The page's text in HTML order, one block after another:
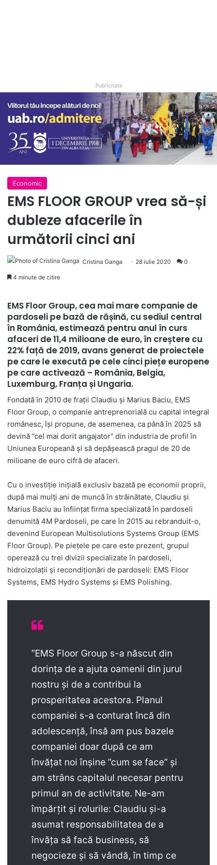
Publicitate
Economic
EMS FLOOR GROUP vrea să-și
dubleze afacerile în
următorii cinci ani
Cristina Ganga 28 iulie 2020 0
4 minute de citire
EMS Floor Group, cea mai mare companie de
pardoseli pe bază de rășină, cu sediul central
în România, estimează pentru anul în curs
afaceri de 11,4 milioane de euro, în creștere cu
22% față de 2019, avans generat de proiectele
pe care le execută pe cele cinci piețe europene
pe care activează – România, Belgia,
Luxemburg, Franța și Ungaria.
Fondată în 2010 de frații Claudiu și Marius Baciu, EMS
Floor Group, o companie antreprenorială cu capital integral
românesc, își propune, de asemenea, ca până în 2025 să
devină ”cel mai dorit angajator” din industria de profil în
Uniunea Europeană și să depășească pragul de 20 de
milioane de euro cifră de afaceri.
Cu o investiție inițială exclusiv bazată pe economii proprii,
după mai mulți ani de muncă în străinătate, Claudiu și
Marius Baciu au înființat firma specializată în pardoseli
denumită 4M Pardoseli, pe care în 2015 au rebranduit-o,
devenind European Multisolutions Systems Group (EMS
Floor Group). Pe piețele pe care este prezent, grupul
operează cu trei divizii specializate în pardoseli,
hidroizolații și recondiționări de pardoseli: EMS Floor
Systems, EMS Hydro Systems și EMS Polishing.
”EMS Floor Group s-a născut din
dorința de a ajuta oamenii din jurul
nostru și de a contribui la
prosperitatea acestora. Planul
companiei s-a conturat încă din
adolescență, însă am pus bazele
companiei doar după ce am
învățat noi înșine ”cum se face” și
am strâns capitalul necesar pentru
primul an de activitate. Ne-am
împărțit și rolurile: Claudiu și-a
asumat responsabilitatea de a
învăța să facă business, să
negocieze și să vândă, în timp ce